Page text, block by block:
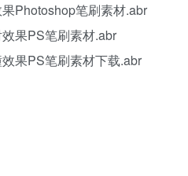
Photoshop笔刷素材.abr
果PS笔刷素材.abr
果PS笔刷素材下载.abr